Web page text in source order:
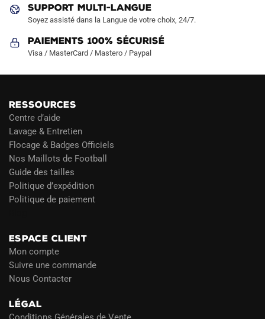
produit
SUPPORT MULTI-LANGUE
Soyez assisté dans la Langue de votre choix, 24/7.
Paiements 100% Sécurisé
Visa / MasterCard / Mastero / Paypal
RESSOURCES
Centre d’aide
Lavage & Entretien
Flocage & Badges Officiels
Nos Maillots de Football
Guide des tailles
Politique d’expédition
Politique de paiement
ESPACE CLIENT
Mon compte
Suivre une commande
Nous Contacter
LÉGAL